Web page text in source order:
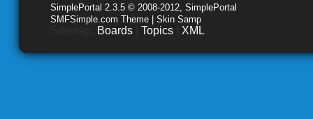
SimplePortal 2.3.5 © 2008-2012, SimplePortal
SMFSimple.com Theme | Skin Samp
Boards Topics XML